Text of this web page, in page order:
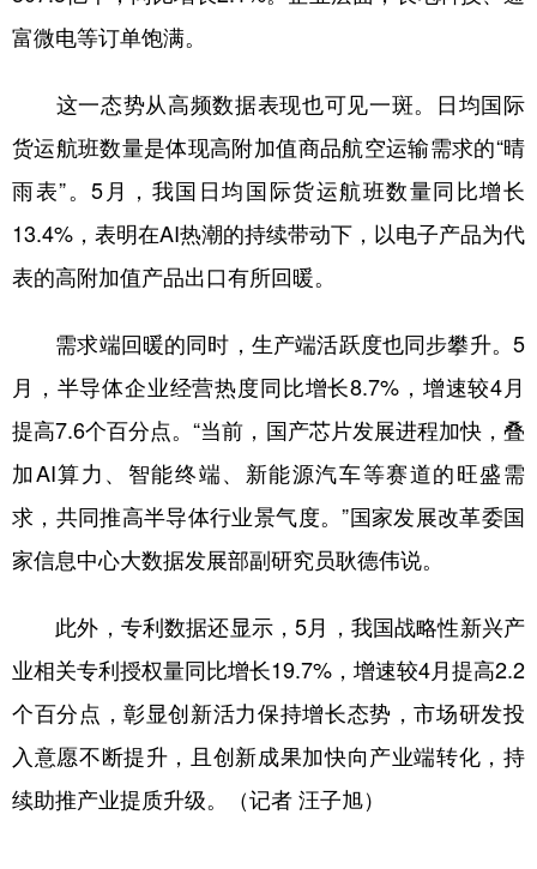
富微电等订单饱满。
这一态势从高频数据表现也可见一斑。日均国际
货运航班数量是体现高附加值商品航空运输需求的“晴
雨表”。5月，我国日均国际货运航班数量同比增长
13.4%，表明在AI热潮的持续带动下，以电子产品为代
表的高附加值产品出口有所回暖。
需求端回暖的同时，生产端活跃度也同步攀升。5
月，半导体企业经营热度同比增长8.7%，增速较4月
提高7.6个百分点。“当前，国产芯片发展进程加快，叠
加AI算力、智能终端、新能源汽车等赛道的旺盛需
求，共同推高半导体行业景气度。”国家发展改革委国
家信息中心大数据发展部副研究员耿德伟说。
此外，专利数据还显示，5月，我国战略性新兴产
业相关专利授权量同比增长19.7%，增速较4月提高2.2
个百分点，彰显创新活力保持增长态势，市场研发投
入意愿不断提升，且创新成果加快向产业端转化，持
续助推产业提质升级。（记者 汪子旭）